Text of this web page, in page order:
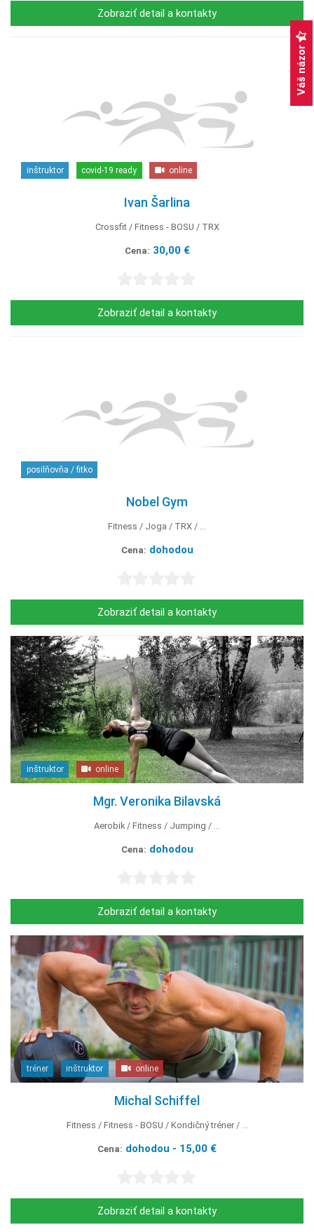
Zobraziť detail a kontakty
inštruktor covid-19 ready online
Ivan Šarlina
Crossfit Fitness - BOSU TRX
Cena: 30,00 €
Zobraziť detail a kontakty
posilňovňa / fitko
Nobel Gym
Fitness Joga TRX ...
Cena: dohodou
Zobraziť detail a kontakty
inštruktor online
Mgr. Veronika Bilavská
Aerobik Fitness Jumping ...
Cena: dohodou
Zobraziť detail a kontakty
tréner inštruktor online
Michal Schiffel
Fitness Fitness - BOSU Kondičný tréner ...
Cena: dohodou - 15,00 €
Zobraziť detail a kontakty
Váš názor